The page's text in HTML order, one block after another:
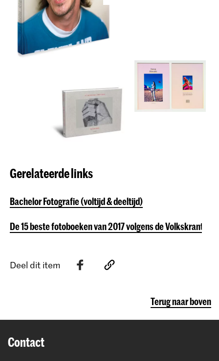
Gerelateerde links
Bachelor Fotografie (voltijd & deeltijd)
De 15 beste fotoboeken van 2017 volgens de Volkskrant
Deel dit item
Terug naar boven
Contact